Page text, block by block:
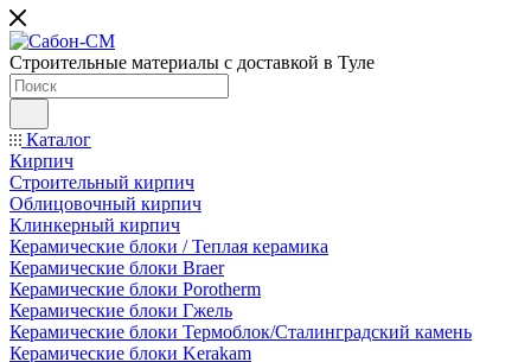
Строительные материалы с доставкой в Туле
Каталог
Кирпич
Строительный кирпич
Облицовочный кирпич
Клинкерный кирпич
Керамические блоки / Теплая керамика
Керамические блоки Braer
Керамические блоки Porotherm
Керамические блоки Гжель
Керамические блоки Термоблок/Сталинградский камень
Керамические блоки Kerakam